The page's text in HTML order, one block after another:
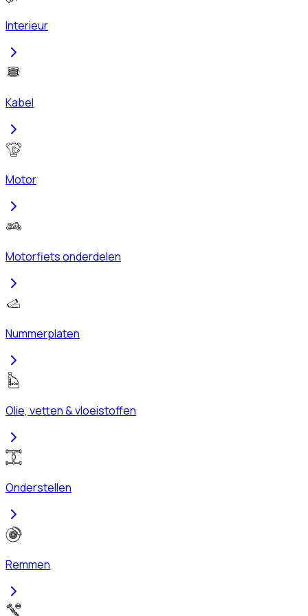
Interieur
Kabel
Motor
Motorfiets onderdelen
Nummerplaten
Olie, vetten & vloeistoffen
Onderstellen
Remmen